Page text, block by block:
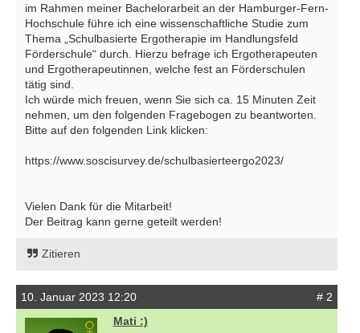
im Rahmen meiner Bachelorarbeit an der Hamburger-Fern-
Hochschule führe ich eine wissenschaftliche Studie zum
Thema „Schulbasierte Ergotherapie im Handlungsfeld
Förderschule“ durch. Hierzu befrage ich Ergotherapeuten
und Ergotherapeutinnen, welche fest an Förderschulen
tätig sind.
Ich würde mich freuen, wenn Sie sich ca. 15 Minuten Zeit
nehmen, um den folgenden Fragebogen zu beantworten.
Bitte auf den folgenden Link klicken:
https://www.soscisurvey.de/schulbasierteergo2023/
Vielen Dank für die Mitarbeit!
Der Beitrag kann gerne geteilt werden!
Zitieren
10. Januar 2023 12:20
# 2
Mati :)